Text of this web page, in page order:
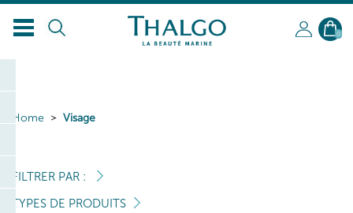
0
Home Visage
FILTRER PAR :
TYPES DE PRODUITS